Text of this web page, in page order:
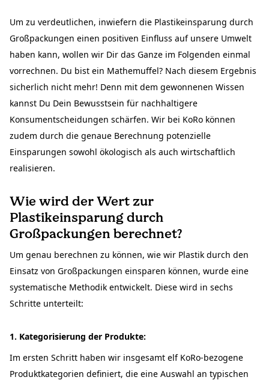
Um zu verdeutlichen, inwiefern die Plastikeinsparung durch
Großpackungen einen positiven Einfluss auf unsere Umwelt
haben kann, wollen wir Dir das Ganze im Folgenden einmal
vorrechnen. Du bist ein Mathemuffel? Nach diesem Ergebnis
sicherlich nicht mehr! Denn mit dem gewonnenen Wissen
kannst Du Dein Bewusstsein für nachhaltigere
Konsumentscheidungen schärfen. Wir bei KoRo können
zudem durch die genaue Berechnung potenzielle
Einsparungen sowohl ökologisch als auch wirtschaftlich
realisieren.
Wie wird der Wert zur
Plastikeinsparung durch
Großpackungen berechnet?
Um genau berechnen zu können, wie wir Plastik durch den
Einsatz von Großpackungen einsparen können, wurde eine
systematische Methodik entwickelt. Diese wird in sechs
Schritte unterteilt:
1. Kategorisierung der Produkte:
Im ersten Schritt haben wir insgesamt elf KoRo-bezogene
Produktkategorien definiert, die eine Auswahl an typischen